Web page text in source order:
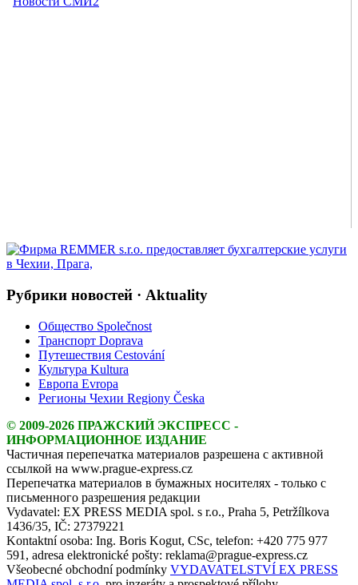
Рубрики новостей · Aktuality
Общество Společnost
Транспорт Doprava
Путешествия Cestování
Культура Kultura
Европа Evropa
Регионы Чехии Regiony Česka
© 2009-2026 ПРАЖСКИЙ ЭКСПРЕСС -
ИНФОРМАЦИОННОЕ ИЗДАНИЕ
Частичная перепечатка материалов разрешена с активной
ссылкой на www.prague-express.cz
Перепечатка материалов в бумажных носителях - только с
письменного разрешения редакции
Vydavatel: EX PRESS MEDIA spol. s r.o., Praha 5, Petržílkova
1436/35, IČ: 27379221
Kontaktní osoba: Ing. Boris Kogut, CSc, telefon: +420 775 977
591, adresa elektronické pošty: reklama@prague-express.cz
Všeobecné obchodní podmínky VYDAVATELSTVÍ EX PRESS